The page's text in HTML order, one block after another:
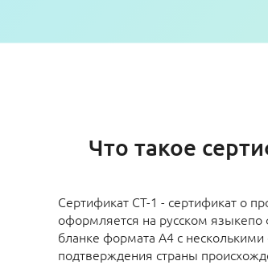
Что такое
Сертификат СТ-1 - сертификат о
оформляется на русском
бланке формата А4 с
подтверждения страны